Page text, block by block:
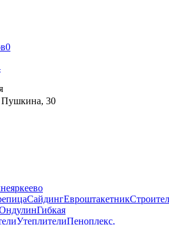
0
Пушкина, 30
СайдингЕвроштакетник
Гибкая
УтеплителиПеноплекс.